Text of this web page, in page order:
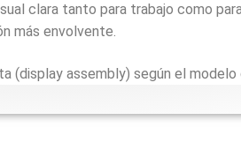
clara tanto para trabajo como
más envolvente.
(display assembly) según el